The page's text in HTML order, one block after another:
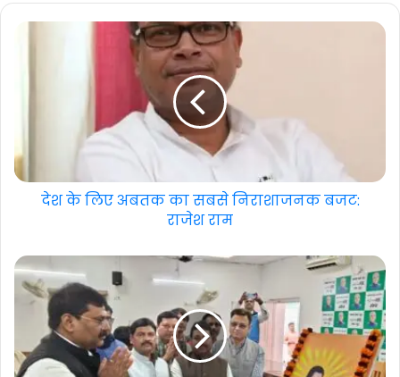
देश के लिए अबतक का सबसे निराशाजनक बजट:
राजेश राम